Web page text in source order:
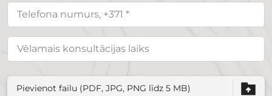
Pievienot failu (PDF, JPG, PNG līdz 5 MB)